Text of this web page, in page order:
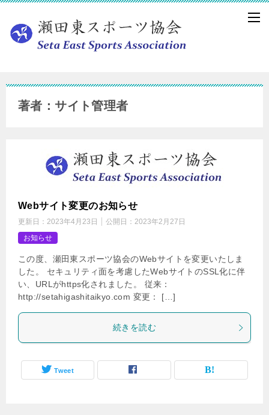
著者：サイト管理者
Webサイト変更のお知らせ
更新日： 2023年4月23日 公開日： 2023年2月27日
お知らせ
この度、瀬田東スポーツ協会のWebサイトを変更いたしま
した。 セキュリティ面を考慮したWebサイトのSSL化に伴
い、URLがhttps化されました。 従来：
http://setahigashitaikyo.com 変更： […]
続きを読む
Tweet